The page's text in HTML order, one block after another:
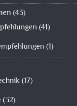
(43)
(41)
(1)
(17)
(32)